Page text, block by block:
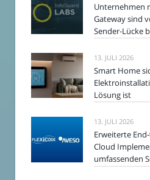
Unternehmen
Gateway sind
Sender-Lücke
13. JULI 2026
Smart Home
Lösung ist
13. JULI 2026
Erweiterte
Cloud
umfassenden